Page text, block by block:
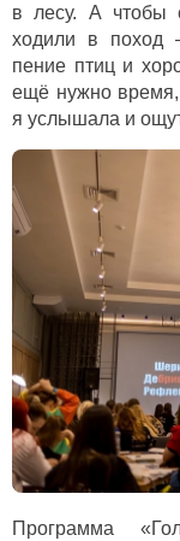
в лесу. А чтобы
ходили в поход
пение птиц и
ещё нужно время,
я услышала и
Программа